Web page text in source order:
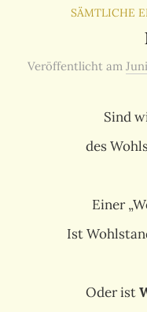
SÄMTLICHE
Veröffentlicht am
Sind
des
Einer
Ist
Oder ist